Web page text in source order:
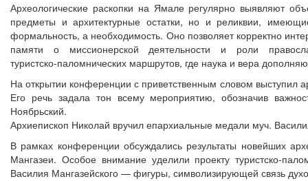
Археологические раскопки на Ямале регулярно выявляют
предметы и архитектурные остатки, но и реликвии,
формальность, а необходимость. Оно позволяет корректно
памяти о миссионерской деятельности и роли
туристско‑паломнических маршрутов, где наука и вера
На открытии конференции с приветственным словом выступил
Его речь задала тон всему мероприятию, обозначив
Ноябрьский.
Архиепископ Николай вручил епархиальные медали муч.
В рамках конференции обсуждались результаты новейших
Мангазеи. Особое внимание уделили проекту
Василия Мангазейского — фигуры, символизирующей связь